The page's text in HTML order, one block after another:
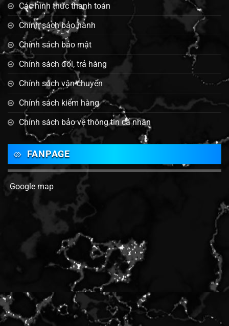
Các hình thức thanh toán
Chính sách bảo hành
Chính sách bảo mật
Chính sách đổi, trả hàng
Chính sách vận chuyển
Chính sách kiểm hàng
Chính sách bảo vệ thông tin cá nhân
FANPAGE
Google map